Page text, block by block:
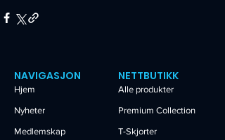
NAVIGASJON
Hjem
Nyheter
Medlemskap
NETTBUTIKK
Alle produkter
Premium Collection
T-Skjorter